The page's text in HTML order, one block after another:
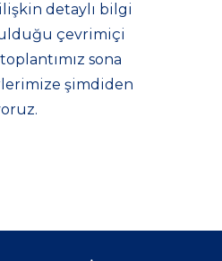
detaylı bilgi
çevrimiçi
sona
şimdiden